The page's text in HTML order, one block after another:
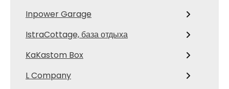
Inpower Garage
IstraCottage, база отдыха
KaKastom Box
L Company